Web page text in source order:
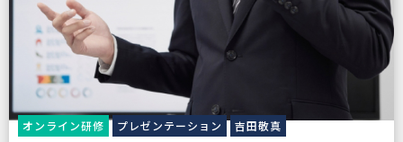
オンライン研修 プレゼンテーション 吉田敬真